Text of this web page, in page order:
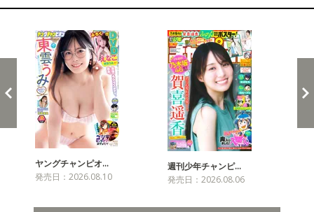
ヤングチャンピオ…
発売日：2026.08.10
週刊少年チャンピ…
発売日：2026.08.06